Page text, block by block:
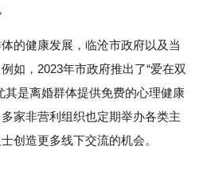
的健康发展，临沧市政府以及当
如，2023年市政府推出了“爱在双
其是离婚群体提供免费的心理健康
家非营利组织也定期举办各类主
创造更多线下交流的机会。